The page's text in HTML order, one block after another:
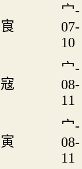
㝗
宀-
07-
10
寇
宀-
08-
11
寅
宀-
08-
11